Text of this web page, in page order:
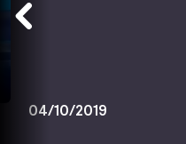
04/10/2019